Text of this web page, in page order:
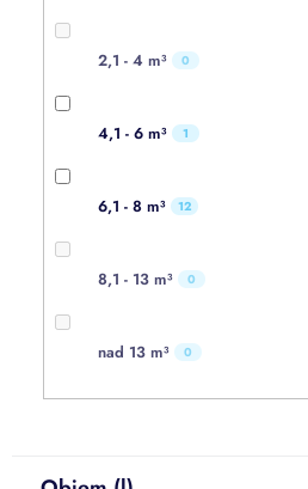
2,1 - 4 m³ 0
4,1 - 6 m³ 1
6,1 - 8 m³ 12
8,1 - 13 m³ 0
nad 13 m³ 0